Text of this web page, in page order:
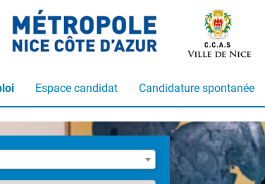
Espace candidat
Candidature spontanée